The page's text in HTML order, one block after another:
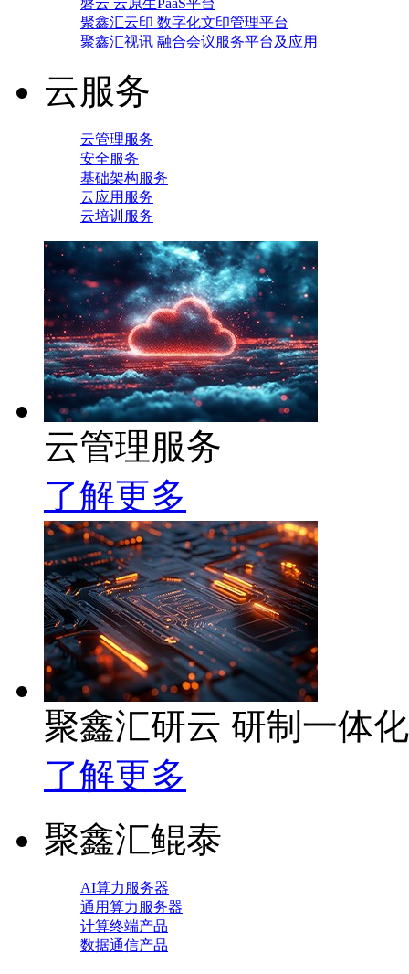
磐云 云原生PaaS平台
聚鑫汇云印 数字化文印管理平台
聚鑫汇视讯 融合会议服务平台及应用
云服务
云管理服务
安全服务
基础架构服务
云应用服务
云培训服务
云管理服务
了解更多
聚鑫汇研云 研制一体
了解更多
聚鑫汇鲲泰
AI算力服务器
通用算力服务器
计算终端产品
数据通信产品